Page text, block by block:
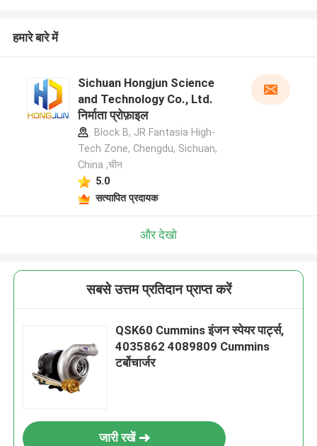
हमारे बारे में
Sichuan Hongjun Science
and Technology Co., Ltd.
निर्माता प्रोफ़ाइल
Block B, JR Fantasia High-
Tech Zone, Chengdu, Sichuan,
China ,चीन
5.0
सत्यापित प्रदायक
और देखो
सबसे उत्तम प्रतिदान प्राप्त करें
QSK60 Cummins इंजन स्पेयर पार्ट्स,
4035862 4089809 Cummins
टर्बोचार्जर
जारी रखें